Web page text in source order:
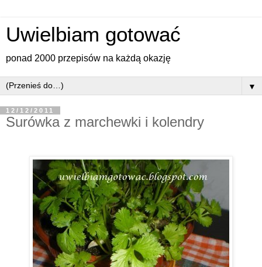
Uwielbiam gotować
ponad 2000 przepisów na każdą okazję
▼
12/12/2011
Surówka z marchewki i kolendry